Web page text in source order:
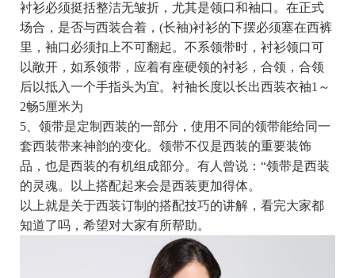
衬衫必须挺括整洁无皱折，尤其是领口和袖口。在正式
场合，是否与西装合着，(长袖)衬衫的下摆必须塞在西裤
里，袖口必须扣上不可翻起。不系领带时，衬衫领口可
以敞开，如系领带，应着有座硬领的衬衫，合领，合领
后以抵入一个手指头为宜。衬袖长度以长出西装衣袖1～
2畅5厘米为
5、领带是定制西装的一部分，使用不同的领带能给同一
套西装带来神韵的变化。领带不仅是西装的重要装饰
品，也是西装的有机组成部分。有人曾说：“领带是西装
的灵魂。以上搭配起来会是西装更加得体。
以上就是关于西装订制的搭配技巧的讲解，看完大家都
知道了吗，希望对大家有所帮助。